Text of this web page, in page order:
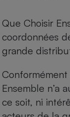
Que Choisir
coordonnées
grande
Ensemble n’a
ce soit, ni